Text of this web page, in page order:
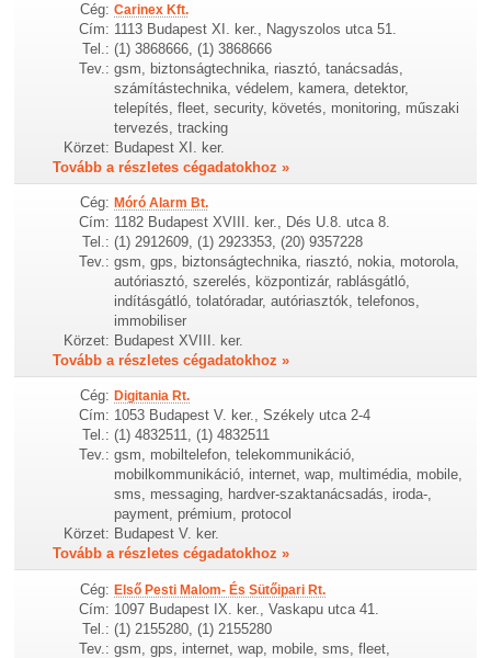
Cég: Carinex Kft.
Cím: 1113 Budapest XI. ker., Nagyszolos utca 51.
Tel.: (1) 3868666, (1) 3868666
Tev.: gsm, biztonságtechnika, riasztó, tanácsadás,
számítástechnika, védelem, kamera, detektor,
telepítés, fleet, security, követés, monitoring, műszaki
tervezés, tracking
Körzet: Budapest XI. ker.
Tovább a részletes cégadatokhoz »
Cég: Móró Alarm Bt.
Cím: 1182 Budapest XVIII. ker., Dés U.8. utca 8.
Tel.: (1) 2912609, (1) 2923353, (20) 9357228
Tev.: gsm, gps, biztonságtechnika, riasztó, nokia, motorola,
autóriasztó, szerelés, központizár, rablásgátló,
indításgátló, tolatóradar, autóriasztók, telefonos,
immobiliser
Körzet: Budapest XVIII. ker.
Tovább a részletes cégadatokhoz »
Cég: Digitania Rt.
Cím: 1053 Budapest V. ker., Székely utca 2-4
Tel.: (1) 4832511, (1) 4832511
Tev.: gsm, mobiltelefon, telekommunikáció,
mobilkommunikáció, internet, wap, multimédia, mobile,
sms, messaging, hardver-szaktanácsadás, iroda-,
payment, prémium, protocol
Körzet: Budapest V. ker.
Tovább a részletes cégadatokhoz »
Cég: Első Pesti Malom- És Sütőipari Rt.
Cím: 1097 Budapest IX. ker., Vaskapu utca 41.
Tel.: (1) 2155280, (1) 2155280
Tev.: gsm, gps, internet, wap, mobile, sms, fleet,